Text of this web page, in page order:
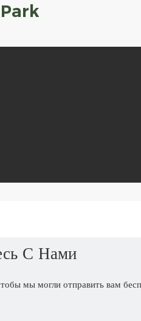
Park
С Нами
мы могли отправить вам